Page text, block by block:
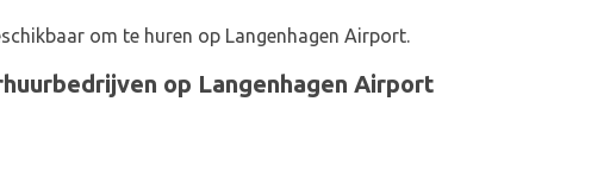
om te huren op Langenhagen Airport.
op Langenhagen Airport